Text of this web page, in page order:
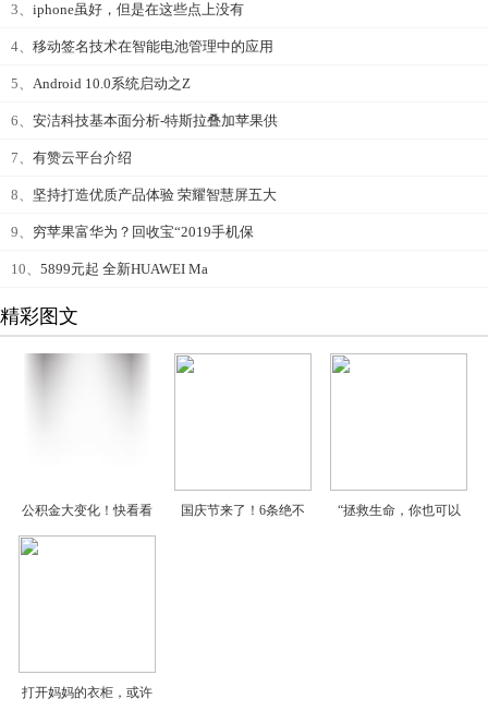
3、 iphone虽好，但是在这些点上没有
4、 移动签名技术在智能电池管理中的应用
5、 Android 10.0系统启动之Z
6、 安洁科技基本面分析-特斯拉叠加苹果供
7、 有赞云平台介绍
8、 坚持打造优质产品体验 荣耀智慧屏五大
9、 穷苹果富华为？回收宝“2019手机保
10、 5899元起 全新HUAWEI Ma
精彩图文
公积金大变化！快看看 国庆节来了！6条绝不 “拯救生命，你也可以
打开妈妈的衣柜，或许